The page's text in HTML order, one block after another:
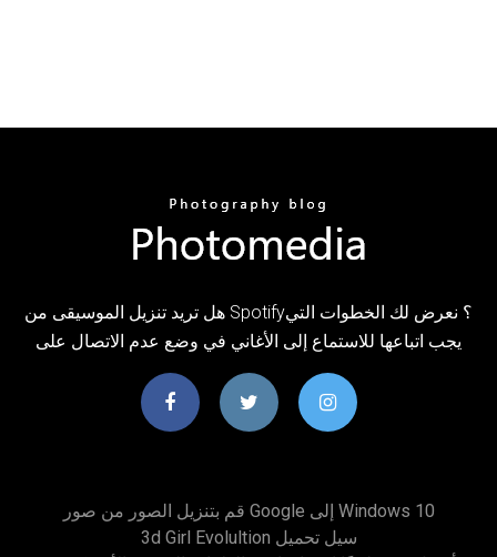
هل تريد تنزيل الموسيقى من Spotify؟ نعرض لك الخطوات التي
يجب اتباعها للاستماع إلى الأغاني في وضع عدم الاتصال على
قم بتنزيل الصور من صور Google إلى Windows 10
3d Girl Evolultion سيل تحميل